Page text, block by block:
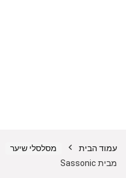
עמוד הבית מסלסלי שיער
מבית Sassonic